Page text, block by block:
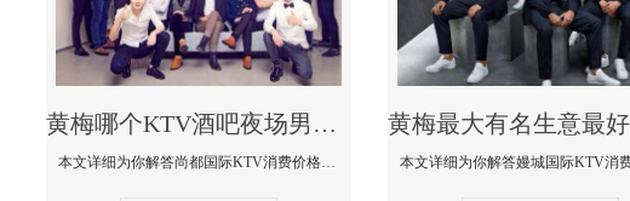
黄梅哪个KTV酒吧夜场男模公关型男最帅-尚都国际KTV消费价格点评
本文详细为你解答尚都国际KTV消费价格点评，更多关于哪个KTV酒吧夜场男模公关型男最帅免费咨询1333 867 6881微信同步